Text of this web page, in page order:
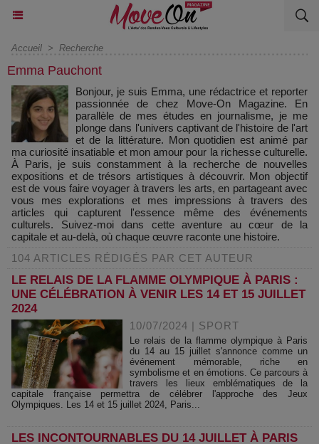
Accueil > Recherche
Emma Pauchont
Bonjour, je suis Emma, une rédactrice et reporter
passionnée de chez Move-On Magazine. En
parallèle de mes études en journalisme, je me
plonge dans l'univers captivant de l'histoire de l'art
et de la littérature. Mon quotidien est animé par
ma curiosité insatiable et mon amour pour la richesse culturelle.
À Paris, je suis constamment à la recherche de nouvelles
expositions et de trésors artistiques à découvrir. Mon objectif
est de vous faire voyager à travers les arts, en partageant avec
vous mes explorations et mes impressions à travers des
articles qui capturent l'essence même des événements
culturels. Suivez-moi dans cette aventure au cœur de la
capitale et au-delà, où chaque œuvre raconte une histoire.
104 ARTICLES RÉDIGÉS PAR CET AUTEUR
LE RELAIS DE LA FLAMME OLYMPIQUE À PARIS :
UNE CÉLÉBRATION À VENIR LES 14 ET 15 JUILLET
2024
10/07/2024 | SPORT
Le relais de la flamme olympique à Paris
du 14 au 15 juillet s'annonce comme un
événement mémorable, riche en
symbolisme et en émotions. Ce parcours à
travers les lieux emblématiques de la
capitale française permettra de célébrer l'approche des Jeux
Olympiques. Les 14 et 15 juillet 2024, Paris...
LES INCONTOURNABLES DU 14 JUILLET À PARIS